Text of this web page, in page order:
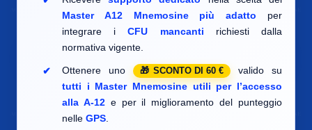
Master A12 Mnemosine più adatto per
integrare iCFU mancanti richiesti dalla
normativa vigente.
Ottenere uno SCONTO DI 60 €
valido su
tutti i Master Mnemosine utili per l’accesso
alla A-12e per il miglioramento del punteggio
nelle GPS